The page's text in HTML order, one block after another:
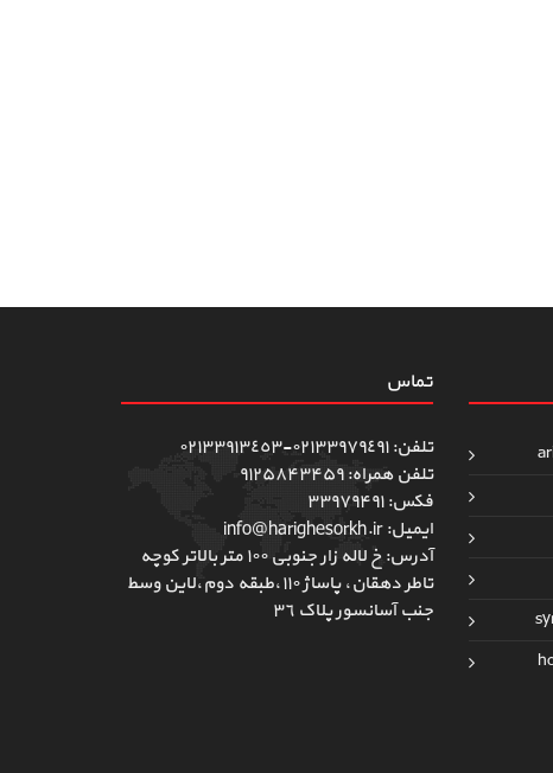
تماس
تلفن: ٠٢١٣٣٩٧٩٤٩١-٠٢١٣٣٩١٣٤٥٣
تلفن همراه: ۹۱۲۵۸۴۳۴۵۹
فکس: ۳۳۹۷۹۴۹۱
ایمیل: info@harighesorkh.ir
آدرس: خ لاله زار جنوبی ١٠٠ متر بالاتر کوچه
تاطر دهقان، پاساژ ١١٠،طبقه دوم،لاین وسط
جنب آسانسور پلاک ٣٦